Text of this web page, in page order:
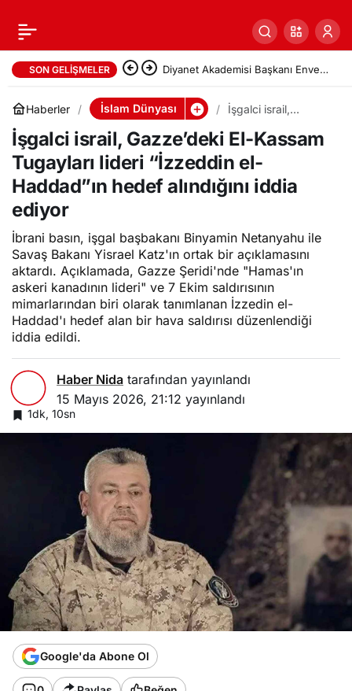
SON GELIŞMELER Diyanet Akademisi Başkanı Enver
Osman Kaan’dan açıklama: “Uygur
kardeşlerim hakkını helal etsin”
Haberler İslam Dünyası
İşgalci israil,
Kassam Tugayları
lideri “İzzeddin el-
Haddad”ın hedef
alındığını iddia
ediyor
İşgalci israil, Gazze’deki El-Kassam
Tugayları lideri “İzzeddin el-
Haddad”ın hedef alındığını iddia
ediyor
İbrani basın, işgal başbakanı Binyamin Netanyahu ile
Savaş Bakanı Yisrael Katz'ın ortak bir açıklamasını
aktardı. Açıklamada, Gazze Şeridi'nde "Hamas'ın
askeri kanadının lideri" ve 7 Ekim saldırısının
mimarlarından biri olarak tanımlanan İzzedin el-
Haddad'ı hedef alan bir hava saldırısı düzenlendiği
iddia edildi.
Haber Nida tarafından yayınlandı
15 Mayıs 2026, 21:12 yayınlandı
1dk, 10sn
Google'da Abone Ol